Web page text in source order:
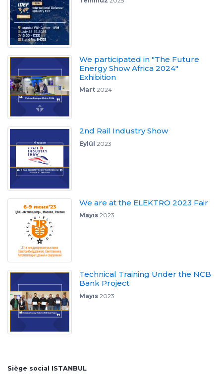
We participated in "The Future
Energy Show Africa 2024"
Exhibition
Mart2024
2nd Rail Industry Show
Eylül 2023
We are at the ELEKTRO 2023 Fair
Mayıs2023
Technical Training Under the NCB
Bank Project
Mayıs2023
Siège social ISTANBUL